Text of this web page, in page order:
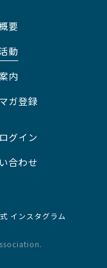
要
動
内
ガ登録
グイン
合わせ
インスタグラム